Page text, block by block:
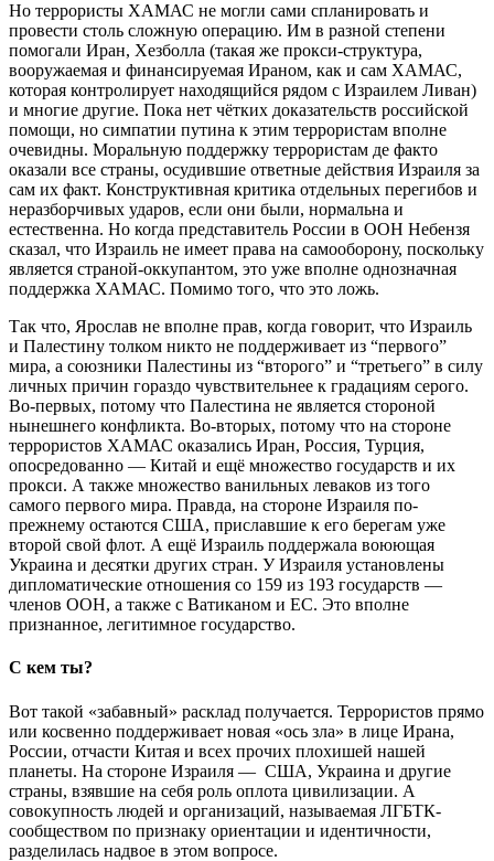
Но террористы ХАМАС не могли сами спланировать и
провести столь сложную операцию. Им в разной степени
помогали Иран, Хезболла (такая же прокси-структура,
вооружаемая и финансируемая Ираном, как и сам ХАМАС,
которая контролирует находящийся рядом с Израилем Ливан)
и многие другие. Пока нет чётких доказательств российской
помощи, но симпатии путина к этим террористам вполне
очевидны. Моральную поддержку террористам де факто
оказали все страны, осудившие ответные действия Израиля за
сам их факт. Конструктивная критика отдельных перегибов и
неразборчивых ударов, если они были, нормальна и
естественна. Но когда представитель России в ООН Небензя
сказал, что Израиль не имеет права на самооборону, поскольку
является страной-оккупантом, это уже вполне однозначная
поддержка ХАМАС. Помимо того, что это ложь.
Так что, Ярослав не вполне прав, когда говорит, что Израиль
и Палестину толком никто не поддерживает из “первого”
мира, а союзники Палестины из “второго” и “третьего” в силу
личных причин гораздо чувствительнее к градациям серого.
Во-первых, потому что Палестина не является стороной
нынешнего конфликта. Во-вторых, потому что на стороне
террористов ХАМАС оказались Иран, Россия, Турция,
опосредованно — Китай и ещё множество государств и их
прокси. А также множество ванильных леваков из того
самого первого мира. Правда, на стороне Израиля по-
прежнему остаются США, приславшие к его берегам уже
второй свой флот. А ещё Израиль поддержала воюющая
Украина и десятки других стран. У Израиля установлены
дипломатические отношения со 159 из 193 государств —
членов ООН, а также с Ватиканом и ЕС. Это вполне
признанное, легитимное государство.
С кем ты?
Вот такой «забавный» расклад получается. Террористов прямо
или косвенно поддерживает новая «ось зла» в лице Ирана,
России, отчасти Китая и всех прочих плохишей нашей
планеты. На стороне Израиля — США, Украина и другие
страны, взявшие на себя роль оплота цивилизации. А
совокупность людей и организаций, называемая ЛГБТК-
сообществом по признаку ориентации и идентичности,
разделилась надвое в этом вопросе.